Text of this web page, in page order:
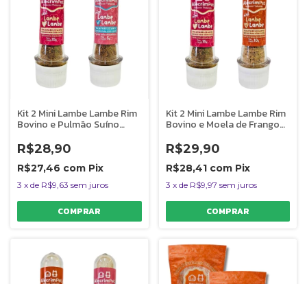
Kit 2 Mini Lambe Lambe Rim
Bovino e Pulmão Suíno
R$28,90
R$27,46 com Pix
3 x de R$9,63 sem juros
Kit 2 Mini Lambe Lambe Rim
Bovino e Moela de Frango
R$29,90
R$28,41 com Pix
3 x de R$9,97 sem juros